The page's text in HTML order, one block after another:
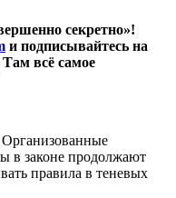
секретно»!
и подписывайтесь на
Там всё самое
Организованные
в законе продолжают
правила в теневых